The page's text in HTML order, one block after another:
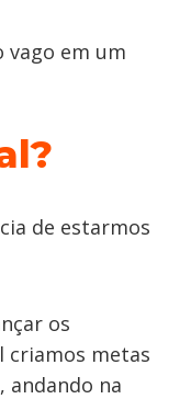
vago em um
de estarmos
os
criamos metas
andando na